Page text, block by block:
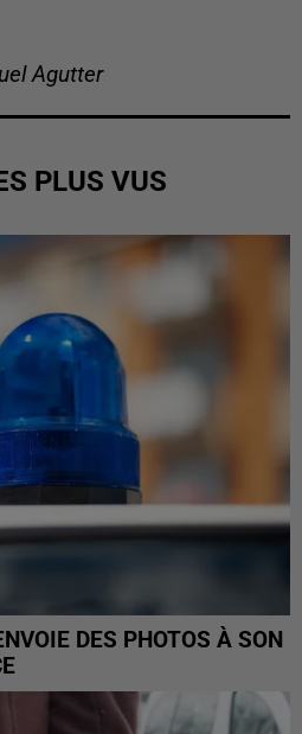
Agutter
PLUS VUS
DES PHOTOS À SON